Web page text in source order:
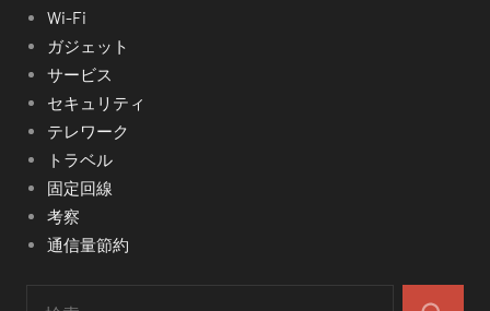
Wi-Fi
ガジェット
サービス
セキュリティ
テレワーク
トラベル
固定回線
考察
通信量節約